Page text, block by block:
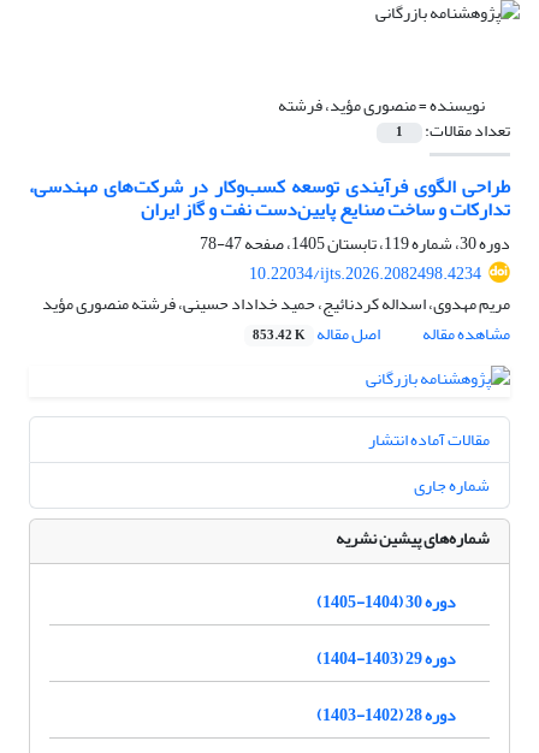
نویسنده =منصوری مؤید، فرشته
تعداد مقالات: 1
طراحی الگوی فرآیندی توسعه کسب‌وکار در شرکت‌های مهندسی،
تدارکات و ساخت صنایع پایین‌دست نفت و گاز ایران
دوره 30، شماره 119، تابستان 1405، صفحه
47-78
10.22034/ijts.2026.2082498.4234
مریم مهدوی، اسداله کردنائیج، حمید خداداد حسینی، فرشته منصوری مؤید
مشاهده مقاله
اصل مقاله 853.42 K
مقالات آماده انتشار
شماره جاری
شماره‌های پیشین نشریه
دوره 30 (1404-1405)
دوره 29 (1403-1404)
دوره 28 (1402-1403)